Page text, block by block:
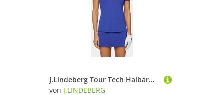
J.Lindeberg Tour Tech Halbarm Polo blau
von J.LINDEBERG